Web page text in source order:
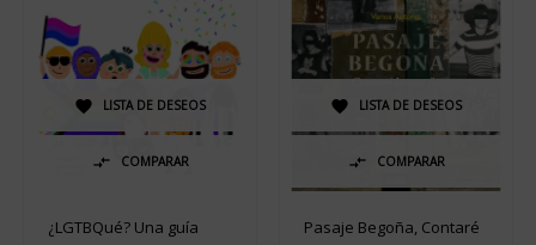
 LISTA DE DESEOS
 COMPARAR
¿LGTBQué? Una guía
 LISTA DE DESEOS
 COMPARAR
Pasaje Begoña, Contaré